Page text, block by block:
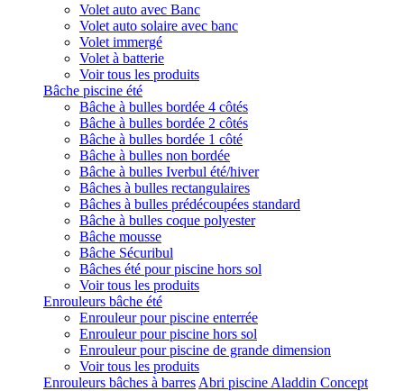
Volet auto avec Banc
Volet auto solaire avec banc
Volet immergé
Volet à batterie
Voir tous les produits
Bâche piscine été
Bâche à bulles bordée 4 côtés
Bâche à bulles bordée 2 côtés
Bâche à bulles bordée 1 côté
Bâche à bulles non bordée
Bâche à bulles Iverbul été/hiver
Bâches à bulles rectangulaires
Bâches à bulles prédécoupées standard
Bâche à bulles coque polyester
Bâche mousse
Bâche Sécuribul
Bâches été pour piscine hors sol
Voir tous les produits
Enrouleurs bâche été
Enrouleur pour piscine enterrée
Enrouleur pour piscine hors sol
Enrouleur pour piscine de grande dimension
Voir tous les produits
Enrouleurs bâches à barres Abri piscine Aladdin Concept